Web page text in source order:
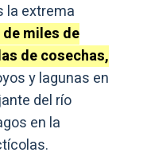
la extrema
miles de
de cosechas,
y lagunas en
del río
en la